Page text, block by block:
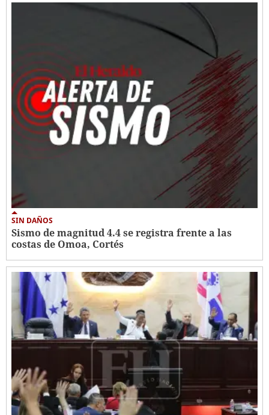
SIN DAÑOS
Sismo de magnitud 4.4 se registra frente a las
costas de Omoa, Cortés